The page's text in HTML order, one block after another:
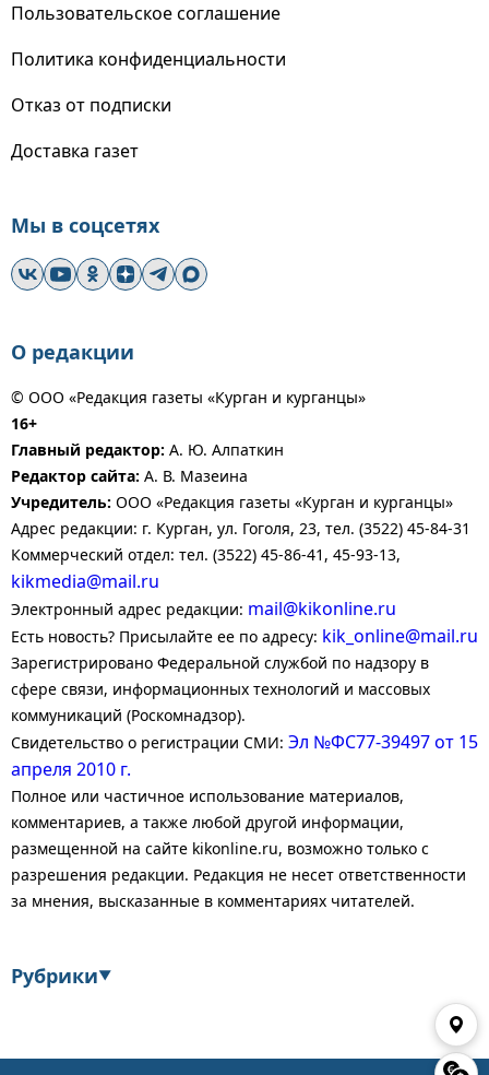
Пользовательское соглашение
Политика конфиденциальности
Отказ от подписки
Доставка газет
Мы в соцсетях
О редакции
© ООО «Редакция газеты «Курган и курганцы»
16+
Главный редактор: А. Ю. Алпаткин
Редактор сайта: А. В. Мазеина
Учредитель: ООО «Редакция газеты «Курган и курганцы»
Адрес редакции: г. Курган, ул. Гоголя, 23, тел. (3522) 45-84-31
Коммерческий отдел: тел. (3522) 45-86-41, 45-93-13,
kikmedia@mail.ru
Электронный адрес редакции: mail@kikonline.ru
Есть новость? Присылайте ее по адресу: kik_online@mail.ru
Зарегистрировано Федеральной службой по надзору в
сфере связи, информационных технологий и массовых
коммуникаций (Роскомнадзор).
Свидетельство о регистрации СМИ: Эл №ФС77-39497 от 15
апреля 2010 г.
Полное или частичное использование материалов,
комментариев, а также любой другой информации,
размещенной на сайте kikonline.ru, возможно только с
разрешения редакции. Редакция не несет ответственности
за мнения, высказанные в комментариях читателей.
Рубрики▼